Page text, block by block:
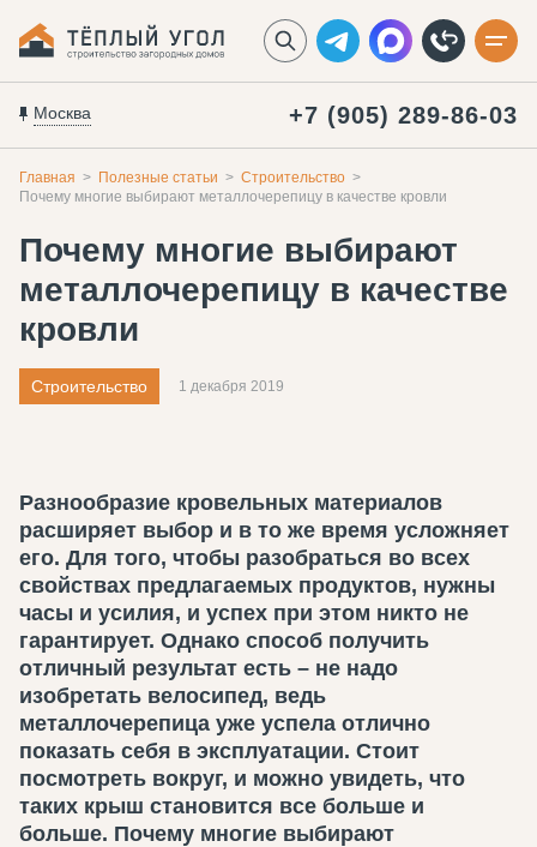
Москва +7 (905) 289-86-03
Главная Полезные статьи
Строительство
Почему многие выбирают металлочерепицу в качестве кровли
Почему многие выбирают
металлочерепицу в качестве
кровли
Строительство 1 декабря 2019
Разнообразие кровельных материалов
расширяет выбор и в то же время усложняет
его. Для того, чтобы разобраться во всех
свойствах предлагаемых продуктов, нужны
часы и усилия, и успех при этом никто не
гарантирует. Однако способ получить
отличный результат есть – не надо
изобретать велосипед, ведь
металлочерепица уже успела отлично
показать себя в эксплуатации. Стоит
посмотреть вокруг, и можно увидеть, что
таких крыш становится все больше и
больше. Почему многие выбирают